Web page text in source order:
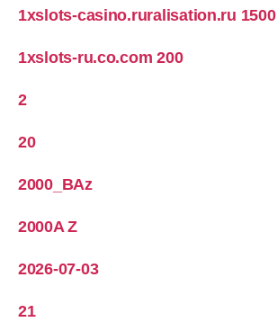
1xslots-casino.ruralisation.ru 1500
1xslots-ru.co.com 200
2
20
2000_BAz
2000A Z
2026-07-03
21